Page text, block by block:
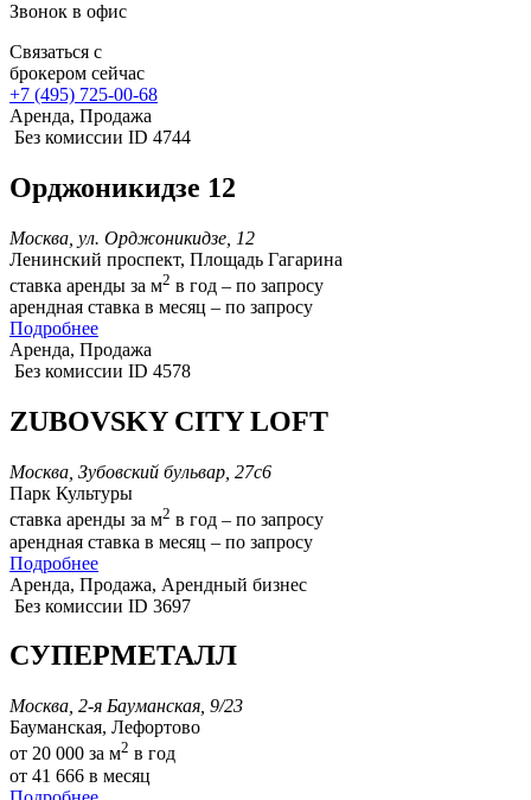
Звонок в офис
Связаться с
брокером сейчас
+7 (495) 725-00-68
Аренда, Продажа
Без комиссии ID 4744
Орджоникидзе 12
Москва, ул. Орджоникидзе, 12
Ленинский проспект, Площадь Гагарина
ставка аренды за м2 в год – по запросу
арендная ставка в месяц – по запросу
Подробнее
Аренда, Продажа
Без комиссии ID 4578
ZUBOVSKY CITY LOFT
Москва, Зубовский бульвар, 27с6
Парк Культуры
ставка аренды за м2 в год – по запросу
арендная ставка в месяц – по запросу
Подробнее
Аренда, Продажа, Арендный бизнес
Без комиссии ID 3697
СУПЕРМЕТАЛЛ
Москва, 2-я Бауманская, 9/23
Бауманская, Лефортово
от 20 000 за м2 в год
от 41 666 в месяц